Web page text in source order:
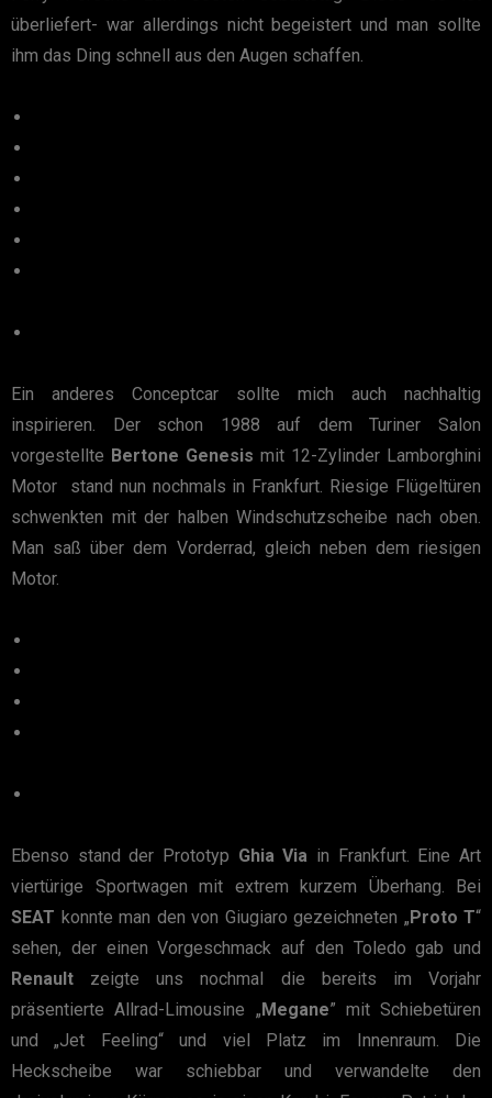
überliefert- war allerdings nicht begeistert und man sollte
ihm das Ding schnell aus den Augen schaffen.
Ein anderes Conceptcar sollte mich auch nachhaltig
inspirieren. Der schon 1988 auf dem Turiner Salon
vorgestellte Bertone Genesis mit 12-Zylinder Lamborghini
Motor stand nun nochmals in Frankfurt. Riesige Flügeltüren
schwenkten mit der halben Windschutzscheibe nach oben.
Man saß über dem Vorderrad, gleich neben dem riesigen
Motor.
Ebenso stand der Prototyp Ghia Via in Frankfurt. Eine Art
viertürige Sportwagen mit extrem kurzem Überhang. Bei
SEAT konnte man den von Giugiaro gezeichneten „Proto T“
sehen, der einen Vorgeschmack auf den Toledo gab und
Renault zeigte uns nochmal die bereits im Vorjahr
präsentierte Allrad-Limousine „Megane” mit Schiebetüren
und „Jet Feeling“ und viel Platz im Innenraum. Die
Heckscheibe war schiebbar und verwandelte den